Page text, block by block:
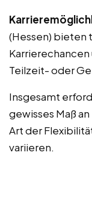
(Hessen) bieten
Teilzeit- oder
Insgesamt
gewisses Maß
Art der
variieren.